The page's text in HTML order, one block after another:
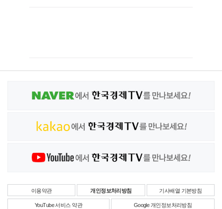
이용약관 개인정보처리방침 기사배열 기본방침
YouTube 서비스 약관 Google 개인정보처리방침